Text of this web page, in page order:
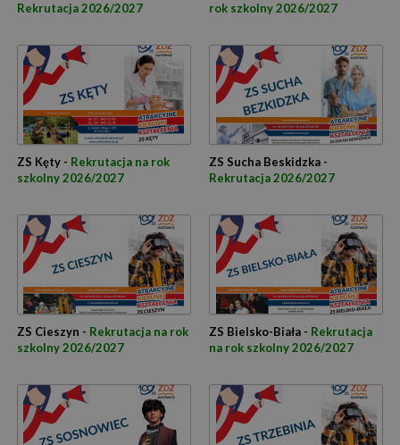
Rekrutacja 2026/2027
rok szkolny 2026/2027
ZS Kęty - Rekrutacja na rok
szkolny 2026/2027
ZS Sucha Beskidzka -
Rekrutacja 2026/2027
ZS Cieszyn - Rekrutacja na rok
szkolny 2026/2027
ZS Bielsko-Biała - Rekrutacja
na rok szkolny 2026/2027